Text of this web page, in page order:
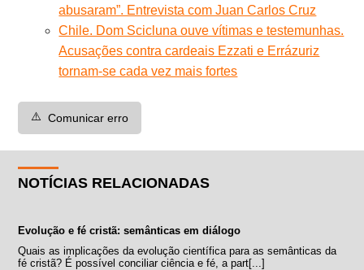
abusaram”. Entrevista com Juan Carlos Cruz
Chile. Dom Scicluna ouve vítimas e testemunhas.
Acusações contra cardeais Ezzati e Errázuriz
tornam-se cada vez mais fortes
⚠️ Comunicar erro
NOTÍCIAS RELACIONADAS
Evolução e fé cristã: semânticas em diálogo
Quais as implicações da evolução científica para as semânticas da
fé cristã? É possível conciliar ciência e fé, a part[...]